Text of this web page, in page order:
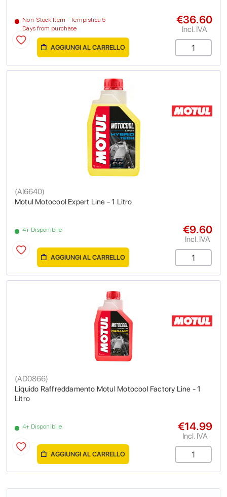
Non-Stock Item - Tempistica 5
Days from purchase
€36.60
Incl. IVA
AGGIUNGI AL CARRELLO
Motul Motocool Expert Line - 1 Litro
(AI6640)
4+ Disponibile €9.60
Incl. IVA
AGGIUNGI AL CARRELLO
Liquido Raffreddamento Motul Motocool Factory Line - 1
Litro
(AD0866)
4+ Disponibile €14.99
Incl. IVA
AGGIUNGI AL CARRELLO